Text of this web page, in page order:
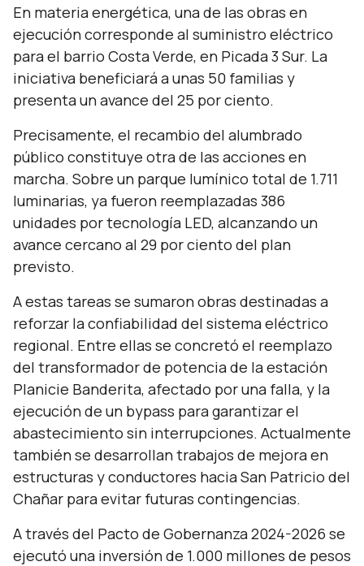
En materia energética, una de las obras en
ejecución corresponde al suministro eléctrico
para el barrio Costa Verde, en Picada 3 Sur. La
iniciativa beneficiará a unas 50 familias y
presenta un avance del 25 por ciento.
Precisamente, el recambio del alumbrado
público constituye otra de las acciones en
marcha. Sobre un parque lumínico total de 1.711
luminarias, ya fueron reemplazadas 386
unidades por tecnología LED, alcanzando un
avance cercano al 29 por ciento del plan
previsto.
A estas tareas se sumaron obras destinadas a
reforzar la confiabilidad del sistema eléctrico
regional. Entre ellas se concretó el reemplazo
del transformador de potencia de la estación
Planicie Banderita, afectado por una falla, y la
ejecución de un bypass para garantizar el
abastecimiento sin interrupciones. Actualmente
también se desarrollan trabajos de mejora en
estructuras y conductores hacia San Patricio del
Chañar para evitar futuras contingencias.
A través del Pacto de Gobernanza 2024-2026 se
ejecutó una inversión de 1.000 millones de pesos